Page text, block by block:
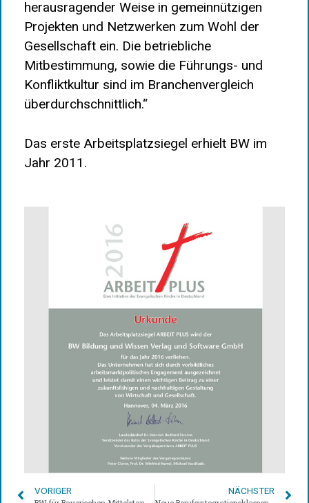
herausragender Weise in gemeinnützigen
Projekten und Netzwerken zum Wohl der
Gesellschaft ein. Die betriebliche
Mitbestimmung, sowie die Führungs- und
Konfliktkultur sind im Branchenvergleich
überdurchschnittlich.“
Das erste Arbeitsplatzsiegel erhielt BW im
Jahr 2011.
VORIGER NÄCHSTER